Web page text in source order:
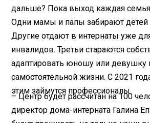
дальше? Пока выход каждая
Одни мамы и папы забирают детей
Другие отдают в интернаты уже
инвалидов. Третьи стараются
адаптировать юношу или девушку
самостоятельной жизни. С 2021
этим займутся профессионалы.
– Центр будет рассчитан на 100
директор дома-интерната Галина